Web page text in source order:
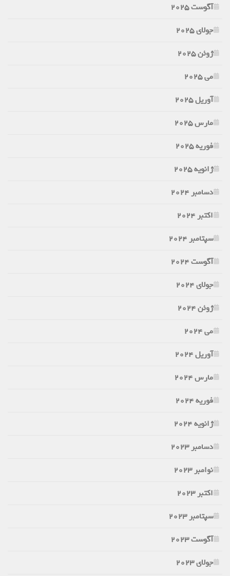
آگوست 2025
جولای 2025
ژوئن 2025
می 2025
آوریل 2025
مارس 2025
فوریه 2025
ژانویه 2025
دسامبر 2024
اکتبر 2024
سپتامبر 2024
آگوست 2024
جولای 2024
ژوئن 2024
می 2024
آوریل 2024
مارس 2024
فوریه 2024
ژانویه 2024
دسامبر 2023
نوامبر 2023
اکتبر 2023
سپتامبر 2023
آگوست 2023
جولای 2023